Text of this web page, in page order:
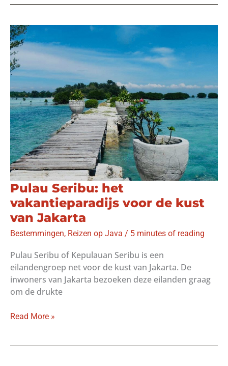
van
Noord-
Sumatra
Pulau Seribu: het
vakantieparadijs voor de kust
van Jakarta
Bestemmingen, Reizen op Java / 5 minutes of reading
Pulau Seribu of Kepulauan Seribu is een
eilandengroep net voor de kust van Jakarta. De
inwoners van Jakarta bezoeken deze eilanden graag
om de drukte
Pulau
Read More »